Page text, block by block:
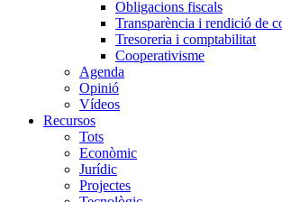
Obligacions fiscals
Transparència i rendició de
Tresoreria i comptabilitat
Cooperativisme
Agenda
Opinió
Vídeos
Recursos
Tots
Econòmic
Jurídic
Projectes